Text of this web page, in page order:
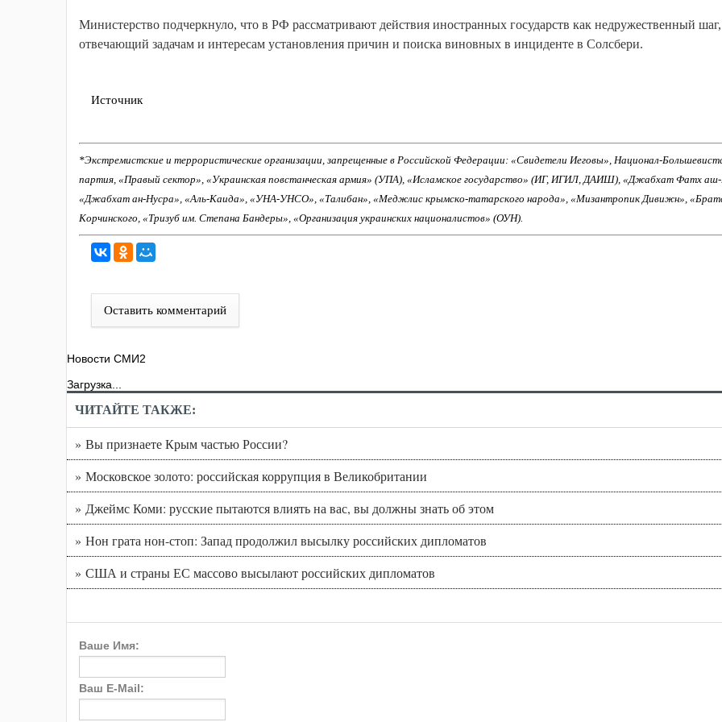
Министерство подчеркнуло, что в РФ рассматривают действия иностранных государств как недружественный
отвечающий задачам и интересам установления причин и поиска виновных в инциденте в Солсбери.
Источник
*Экстремистские и террористические организации, запрещенные в Российской Федерации: «Свидетели Иеговы», Национал-
партия, «Правый сектор», «Украинская повстанческая армия» (УПА), «Исламское государство» (ИГ, ИГИЛ, ДАИШ), «Джабхат Фатх
«Джабхат ан-Нусра», «Аль-Каида», «УНА-УНСО», «Талибан», «Меджлис крымско-татарского народа», «Мизантропик Дивижн»,
Корчинского, «Тризуб им. Степана Бандеры», «Организация украинских националистов» (ОУН).
Оставить комментарий
Новости СМИ2
Загрузка...
ЧИТАЙТЕ ТАКЖЕ:
» Вы признаете Крым частью России?
» Московское золото: российская коррупция в Великобритании
» Джеймс Коми: русские пытаются влиять на вас, вы должны знать об этом
» Нон грата нон-стоп: Запад продолжил высылку российских дипломатов
» США и страны ЕС массово высылают российских дипломатов
Ваше Имя:
Ваш E-Mail: